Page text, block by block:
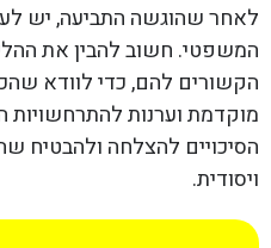
לאחר שהוגשה התביעה, יש
המשפטי. חשוב להבין את
הקשורים להם, כדי לוודא
מוקדמת וערנות
הסיכויים להצלחה ולהבטיח
ויסודית.